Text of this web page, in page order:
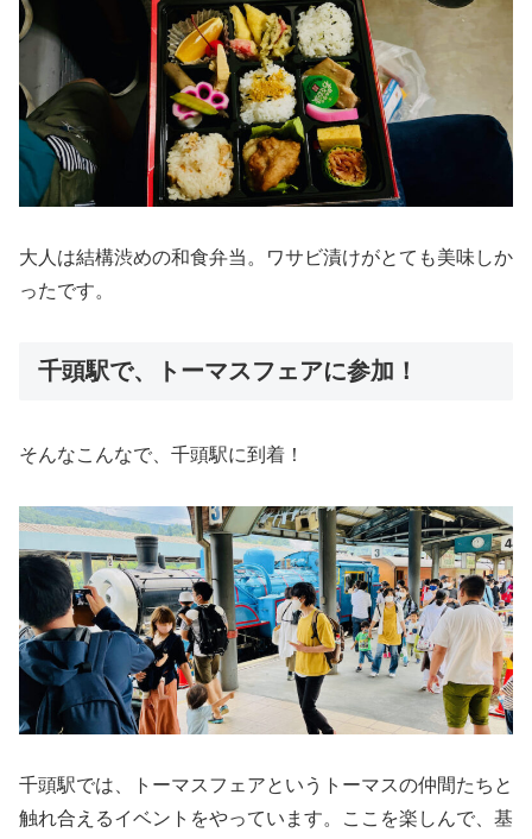
大人は結構渋めの和食弁当。ワサビ漬けがとても美味しか
ったです。
千頭駅で、トーマスフェアに参加！
そんなこんなで、千頭駅に到着！
千頭駅では、トーマスフェアというトーマスの仲間たちと
触れ合えるイベントをやっています。ここを楽しんで、基